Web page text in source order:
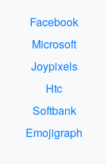
Facebook
Microsoft
Joypixels
Htc
Softbank
Emojigraph